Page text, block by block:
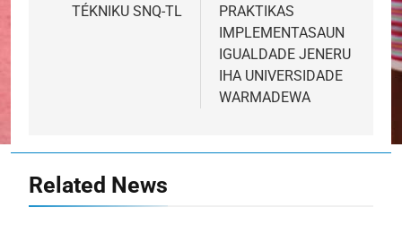
TÉKNIKU SNQ-TL
PRAKTIKAS
IMPLEMENTASAUN
IGUALDADE JENERU
IHA UNIVERSIDADE
WARMADEWA
Related News